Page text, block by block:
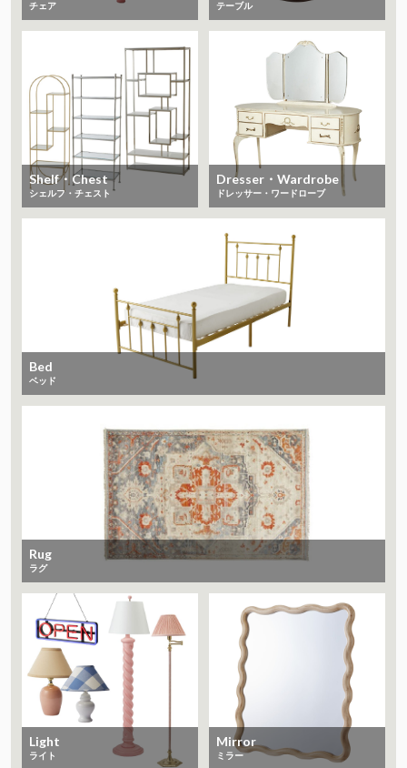
チェア テーブル
Shelf・Chest
シェルフ・チェスト
Dresser・Wardrobe
ドレッサー・ワードローブ
Bed
ベッド
Rug
ラグ
Light
ライト
Mirror
ミラー